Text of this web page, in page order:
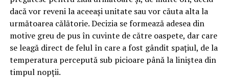
dacă vor reveni la aceeași unitate sau vor căuta alta la
următoarea călătorie. Decizia se formează adesea din
motive greu de pus în cuvinte de către oaspete, dar care
se leagă direct de felul în care a fost gândit spațiul, de la
temperatura percepută sub picioare până la liniștea din
timpul nopții.